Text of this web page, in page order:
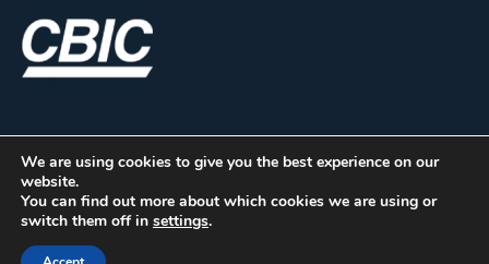
CBIC | SBN Quadra 01 – Bloco I – 4º Andar Edifício:
We are using cookies to give you the best experience on our
website.
You can find out more about which cookies we are using or
switch them off in settings.